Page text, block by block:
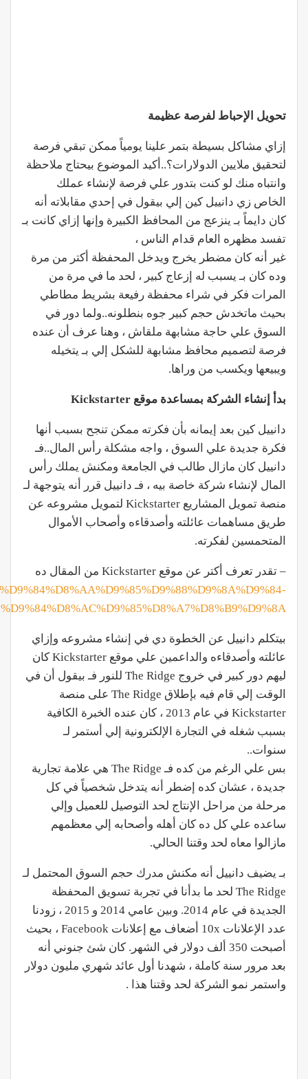
تحويل الإحباط لفرصة عظيمة
إزاي مشاكل بسيطة بتمر علينا يومياً ممكن تبقي فرصة
لتحقيق ملايين الدولارات؟..أكيد الموضوع بيحتاج ملاحظة
وانتباه منك لو كنت بتدور علي فرصة لإنشاء عملك
الخاص زي دانييل كين إلي بيقول في إحدي مقابلاته أنه
كان دايماً بـ ينزعج من المحافظ الكبيرة وإنها إزاي كانت بـ
تفسد مظهره العام قدام الناس ،
غير أنه كان مضطر يخرج ويدخل المحفظة أكتر من مرة
وده كان بـ يسبب له إزعاج كبير ، لحد ما في مرة من
المرات فكر في شراء محفظة رفيعة بشريط مطاطي
بحيث ماتخدش حجم كبير جوه بنطلونه..ولما دور في
السوق علي حاجة مشابهة ملقاش ، وهنا عرف أن عنده
فرصة لتصميم محافظ مشابهة للشكل إلي بـ يتخيله
ويبيعها ويكسب من وراها.
بدأ إنشاء الشركة بمساعدة موقع Kickstarter
دانييل كين بعد إيمانه بأن فكرته ممكن تنجح بسبب أنها
فكرة جديدة علي السوق ، واجه مشكلة رأس المال..فـ
دانييل كان مازال طالب في الجامعة ومكنش يملك رأس
المال لإنشاء شركة خاصة بيه ، فـ دانييل قرر أنه يتوجهة لـ
منصة تمويل المشاريع Kickstarter لتمويل مشروعه عن
طريق مساهمات عائلته وأصدقاءه وأصحاب الأموال
المتحمسين لفكرته.
– تقدر تعرف أكتر عن موقع Kickstarter من المقال ده
بيتكلم دانييل عن الخطوة دي في إنشاء مشروعه وإزاي
عائلته وأصدقاءه والداعمين علي موقع Kickstarter كان
ليهم دور كبير في خروج The Ridge للنور فـ بيقول أن في
الوقت إلي قام فيه بإطلاق The Ridge على منصة
Kickstarter في عام 2013 ، كان عنده الخبرة الكافية
بسبب شغله في التجارة الإلكترونية إلي أستمر لـ
سنوات..
بس علي الرغم من كده فـ The Ridge هي علامة تجارية
جديدة ، عشان كده إضطر أنه يتدخل شخصياً في كل
مرحلة من مراحل الإنتاج لحد التوصيل للعميل وإلي
ساعده علي كل ده كان أهله وأصحابه إلي معظمهم
مازالوا معاه لحد وقتنا الحالي.
بـ يضيف دانييل أنه مكنش مدرك حجم السوق المحتمل لـ
The Ridge لحد ما بدأنا في تجربة تسويق المحفظة
الجديدة في عام 2014. وبين عامي 2014 و 2015 ، زودنا
عدد الإعلانات 10x أضعاف مع إعلانات Facebook ، بحيث
أصبحت 350 ألف دولار في الشهر. كان شئ جنوني أنه
بعد مرور سنة كاملة ، شهدنا أول عائد شهري مليون دولار
واستمر نمو الشركة لحد وقتنا هذا .